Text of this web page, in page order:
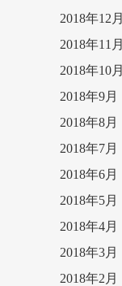
2018年12月
2018年11月
2018年10月
2018年9月
2018年8月
2018年7月
2018年6月
2018年5月
2018年4月
2018年3月
2018年2月